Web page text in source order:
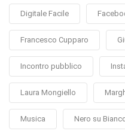
Digitale Facile
Francesco Cupparo
Incontro pubblico
Laura Mongiello
Musica Nero su